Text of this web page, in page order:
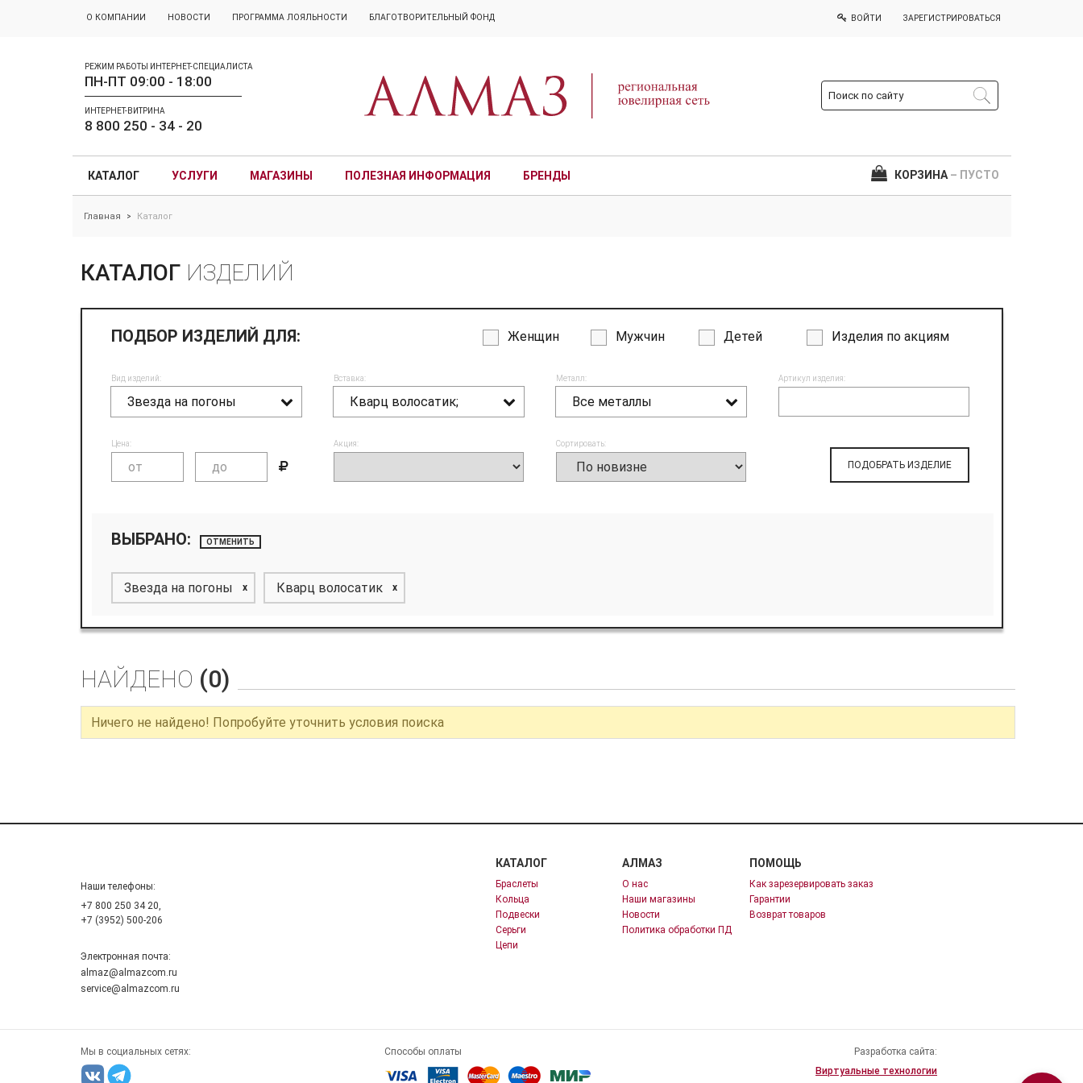
О КОМПАНИИ НОВОСТИ ПРОГРАММА ЛОЯЛЬНОСТИ БЛАГОТВОРИТЕЛЬНЫЙ ФОНД
РЕЖИМ РАБОТЫ ИНТЕРНЕТ-СПЕЦИАЛИСТА
ПН-ПТ 09:00 - 18:00
ИНТЕРНЕТ-ВИТРИНА
8 800 250 - 34 - 20
ВОЙТИ ЗАРЕГИСТРИРОВАТЬСЯ
КАТАЛОГ УСЛУГИ МАГАЗИНЫ ПОЛЕЗНАЯ ИНФОРМАЦИЯ БРЕНДЫ КОРЗИНА – ПУСТО
Главная > Каталог
КАТАЛОГ ИЗДЕЛИЙ
ПОДБОР ИЗДЕЛИЙ ДЛЯ: Женщин Мужчин Детей Изделия по акциям
Вид изделий:
Звезда на погоны
Вставка:
Кварц волосатик;
Металл:
Все металлы
Артикул изделия:
Цена: Акция: Сортировать:
ПОДОБРАТЬ ИЗДЕЛИЕ
ВЫБРАНО: ОТМЕНИТЬ
Звезда на погоны x Кварц волосатик x
НАЙДЕНО (0)
Ничего не найдено! Попробуйте уточнить условия поиска
Наши телефоны:
+7 800 250 34 20,
+7 (3952) 500-206
Электронная почта:
almaz@almazcom.ru
service@almazcom.ru
КАТАЛОГ
Браслеты
Кольца
Подвески
Серьги
Цепи
АЛМАЗ
О нас
Наши магазины
Новости
Политика обработки ПД
ПОМОЩЬ
Как зарезервировать заказ
Гарантии
Возврат товаров
Мы в социальных сетях: Способы оплаты
Разработка сайта:
Виртуальные технологии